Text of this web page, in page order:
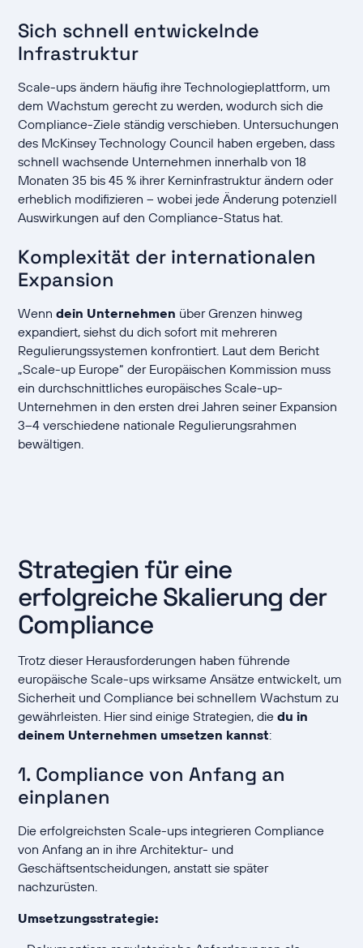
Sich schnell entwickelnde
Infrastruktur
Scale-ups ändern häufig ihre Technologieplattform, um
dem Wachstum gerecht zu werden, wodurch sich die
Compliance-Ziele ständig verschieben. Untersuchungen
des McKinsey Technology Council haben ergeben, dass
schnell wachsende Unternehmen innerhalb von 18
Monaten 35 bis 45 % ihrer Kerninfrastruktur ändern oder
erheblich modifizieren – wobei jede Änderung potenziell
Auswirkungen auf den Compliance-Status hat.
Komplexität der internationalen
Expansion
Wenndein Unternehmen über Grenzen hinweg
expandiert, siehst du dich sofort mit mehreren
Regulierungssystemen konfrontiert. Laut dem Bericht
„Scale-up Europe“ der Europäischen Kommission muss
ein durchschnittliches europäisches Scale-up-
Unternehmen in den ersten drei Jahren seiner Expansion
3–4 verschiedene nationale Regulierungsrahmen
bewältigen.
Strategien für eine
erfolgreiche Skalierung der
Compliance
Trotz dieser Herausforderungen haben führende
europäische Scale-ups wirksame Ansätze entwickelt, um
Sicherheit und Compliance bei schnellem Wachstum zu
gewährleisten. Hier sind einige Strategien, diedu in
deinem Unternehmen umsetzen kannst:
1. Compliance von Anfang an
einplanen
Die erfolgreichsten Scale-ups integrieren Compliance
von Anfang an in ihre Architektur- und
Geschäftsentscheidungen, anstatt sie später
nachzurüsten.
Umsetzungsstrategie: